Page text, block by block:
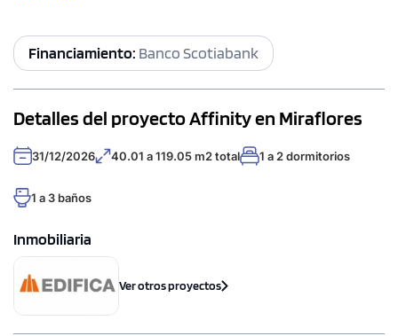
Financiamiento: Banco Scotiabank
Detalles del proyecto Affinity en Miraflores
31/12/2026 40.01 a 119.05 m2 total 1 a 2 dormitorios
1 a 3 baños
Inmobiliaria
Ver otros proyectos